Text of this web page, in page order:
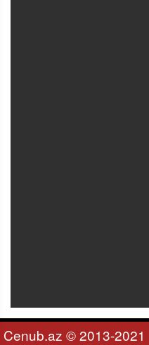
Cenub.az © 2013-2021